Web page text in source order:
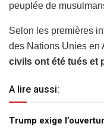
peuplée de
Selon les premières
des Nations Unies en
civils ont été tués et
A lire aussi:
Trump exige